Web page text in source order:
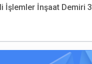
İşlemler İnşaat Demiri 3